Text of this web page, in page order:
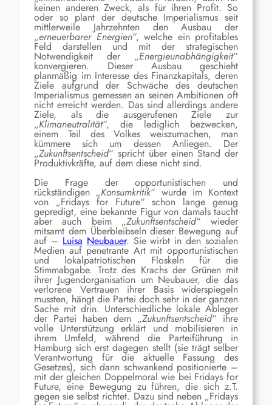
keinen anderen Zweck, als für ihren Profit. So
oder so plant der deutsche Imperialismus seit
mittlerweile Jahrzehnten den Ausbau der
„erneuerbarer Energien“, welche ein profitables
Feld darstellen und mit der strategischen
Notwendigkeit der „Energieunabhängigkeit“
konvergieren. Dieser Ausbau geschieht
planmäßig im Interesse des Finanzkapitals, deren
Ziele aufgrund der Schwäche des deutschen
Imperialismus gemessen an seinen Ambitionen oft
nicht erreicht werden. Das sind allerdings andere
Ziele, als die ausgerufenen Ziele zur
„Klimaneutralität“, die lediglich bezwecken,
einem Teil des Volkes weiszumachen, man
kümmere sich um dessen Anliegen. Der
„Zukunftsentscheid“ spricht über einen Stand der
Produktivkräfte, auf dem diese nicht sind.
Die Frage der opportunistischen und
rückständigen „Konsumkritik“ wurde im Kontext
von „Fridays for Future“ schon lange genug
gepredigt, eine bekannte Figur von damals taucht
aber auch beim „Zukunftsentscheid“ wieder
mitsamt dem Überbleibseln dieser Bewegung auf
auf – Luisa Neubauer. Sie wirbt in den sozialen
Medien auf penetrante Art mit opportunistischen
und lokalpatriotischen Floskelnfür die
Stimmabgabe. Trotz des Krachs der Grünen mit
ihrer Jugendorganisation um Neubauer, die das
verlorene Vertrauen ihrer Basis widerspiegeln
mussten, hängt die Partei doch sehr in der ganzen
Sache mit drin. Unterschiedliche lokale Ableger
der Partei haben dem „Zukunftsentscheid“ ihre
volle Unterstützung erklärt und mobilisieren in
ihrem Umfeld, während die Parteiführung in
Hamburgsich erst dagegen stellt (sie trägt selber
Verantwortung für die aktuelle Fassung des
Gesetzes), sich dann schwankend positionierte –
mit dergleichen Doppelmoralwie bei Fridays for
Future, eine Bewegung zu führen,die sich z.T.
gegen sie selbst richtet. Dazu sind neben „Fridays